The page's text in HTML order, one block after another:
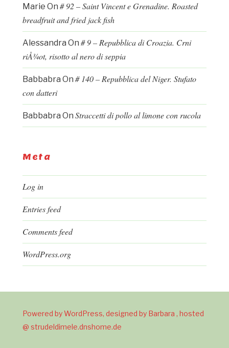
Marie On # 92 – Saint Vincent e Grenadine. Roasted
breadfruit and fried jack fish
Alessandra On # 9 – Repubblica di Croazia. Crni
riÅ¾ot, risotto al nero di seppia
Babbabra On # 140 – Repubblica del Niger. Stufato
con datteri
Babbabra On Straccetti di pollo al limone con rucola
Meta
Log in
Entries feed
Comments feed
WordPress.org
Powered by WordPress, designed by Barbara , hosted
@ strudeldimele.dnshome.de